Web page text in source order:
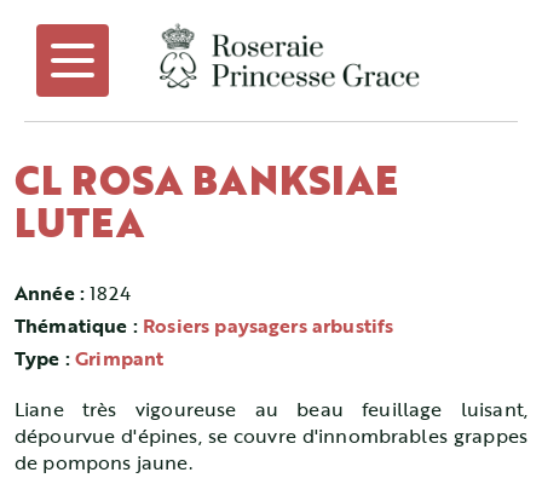
CL ROSA BANKSIAE
LUTEA
Année :1824
Thématique : Rosiers paysagers arbustifs
Type :Grimpant
Liane très vigoureuse au beau feuillage luisant,
dépourvue d'épines, se couvre d'innombrables grappes
de pompons jaune.